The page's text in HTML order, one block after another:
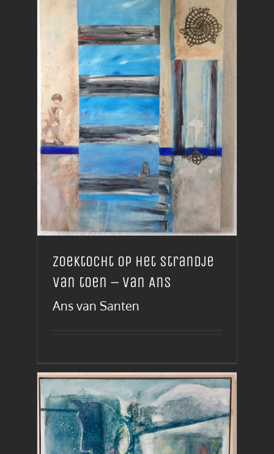
Zoektocht op het strandje
van toen – van Ans
Ans van Santen